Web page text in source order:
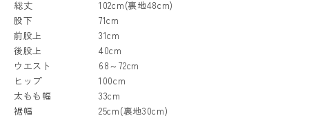
総丈
102cm(裏地48cm)
股下
71cm
前股上
31cm
後股上
40cm
ウエスト
68～72cm
ヒップ
100cm
太もも幅
33cm
裾幅
25cm(裏地30cm)